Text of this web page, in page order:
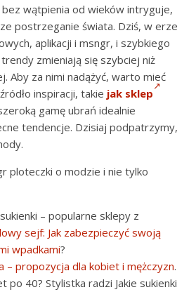
wątpienia od wieków intryguje,
postrzeganie świata. Dziś, w erze
aplikacji i msngr, i szybkiego
zmieniają się szybciej niż
Aby za nimi nadążyć, warto mieć
inspiracji, takie jak sklep
gamę ubrań idealnie
tendencje. Dzisiaj podpatrzymy,
ploteczki o modzie i nie tylko
– popularne sklepy z
sejf: Jak zabezpieczyć swoją
wpadkami?
– propozycja dla kobiet i mężczyzn.
po 40? Stylistka radzi Jakie sukienki